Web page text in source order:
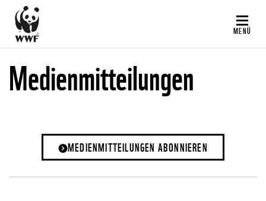
Direkt
zum
Inhalt
MENÜ
Medienmitteilungen
MEDIENMITTEILUNGEN ABONNIEREN